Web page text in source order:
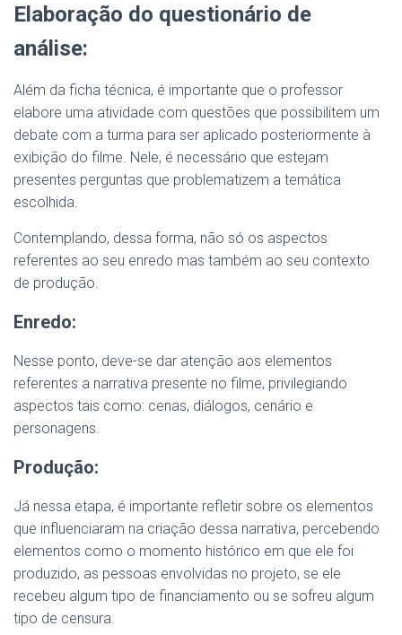
Elaboração do questionário de
análise:
Além da ficha técnica, é importante que o professor
elabore uma atividade com questões que possibilitem um
debate com a turma para ser aplicado posteriormente à
exibição do filme. Nele, é necessário que estejam
presentes perguntas que problematizem a temática
escolhida.
Contemplando, dessa forma, não só os aspectos
referentes ao seu enredo mas também ao seu contexto
de produção.
Enredo:
Nesse ponto, deve-se dar atenção aos elementos
referentes a narrativa presente no filme, privilegiando
aspectos tais como: cenas, diálogos, cenário e
personagens.
Produção:
Já nessa etapa, é importante refletir sobre os elementos
que influenciaram na criação dessa narrativa, percebendo
elementos como o momento histórico em que ele foi
produzido, as pessoas envolvidas no projeto, se ele
recebeu algum tipo de financiamento ou se sofreu algum
tipo de censura.